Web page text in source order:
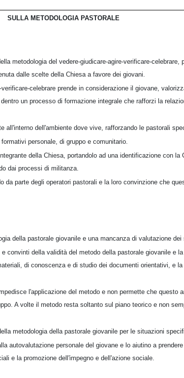
SULLA METODOLOGIA PASTORALE
metodologia del vedere-giudicare-agire-verificare-celebrare,
dalle scelte della Chiesa a favore dei giovani.
celebrare prende in considerazione il giovane,
un processo di formazione integrale che rafforzi la
all'interno dell'ambiente dove vive, rafforzando le pastorali
personale, di gruppo e comunitario.
della Chiesa, portandolo ad una identificazione con la
dai processi di militanza.
da parte degli operatori pastorali e la loro convinzione che
della pastorale giovanile e una mancanza di valutazione dei
convinti della validità del metodo della pastorale giovanile e
di conoscenza e di studio dei documenti orientativi, e
l'applicazione del metodo e non permette che questo
A volte il metodo resta soltanto sul piano teorico e non
metodologia della pastorale giovanile per le situazioni
autovalutazione personale del giovane e lo aiutino a
e la promozione dell'impegno e dell'azione sociale.